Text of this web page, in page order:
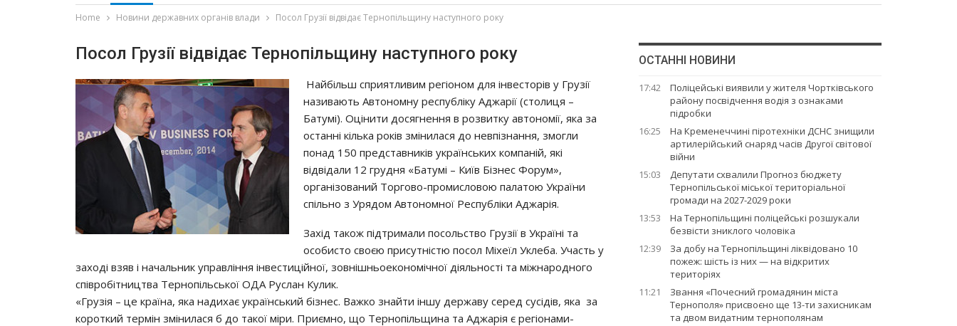
Home Новини державних органів влади Посол Грузії відвідає Тернопільщину наступного року
Посол Грузії відвідає Тернопільщину наступного року
Найбільш сприятливим регіоном для інвесторів у Грузії
називають Автономну республіку Аджарії (столиця –
Батумі). Оцінити досягнення в розвитку автономії, яка за
останні кілька років змінилася до невпізнання, змогли
понад 150 представників українських компаній, які
відвідали 12 грудня «Батумі – Київ Бізнес Форум»,
організований Торгово-промисловою палатою України
спільно з Урядом Автономної Республіки Аджарія.
Захід також підтримали посольство Грузії в Україні та
особисто своєю присутністю посол Міхеїл Уклеба. Участь у
заході взяв і начальник управління інвестиційної, зовнішньоекономічної діяльності та міжнародного
співробітництва Тернопільської ОДА Руслан Кулик.
«Грузія – це країна, яка надихає український бізнес. Важко знайти іншу державу серед сусідів, яка за
короткий термін змінилася б до такої міри. Приємно, що Тернопільщина та Аджарія є регіонами-
ОСТАННІ НОВИНИ
17:42
Поліцейські виявили у жителя Чортківського
району посвідчення водія з ознаками
підробки
16:25
На Кременеччині піротехніки ДСНС знищили
артилерійський снаряд часів Другої світової
війни
15:03
Депутати схвалили Прогноз бюджету
Тернопільської міської територіальної
громади на 2027-2029 роки
13:53
На Тернопільщині поліцейські розшукали
безвісти зниклого чоловіка
12:39
За добу на Тернопільщині ліквідовано 10
пожеж: шість із них — на відкритих
територіях
11:21
Звання «Почесний громадянин міста
Тернополя» присвоєно ще 13-ти захисникам
та двом видатним тернополянам